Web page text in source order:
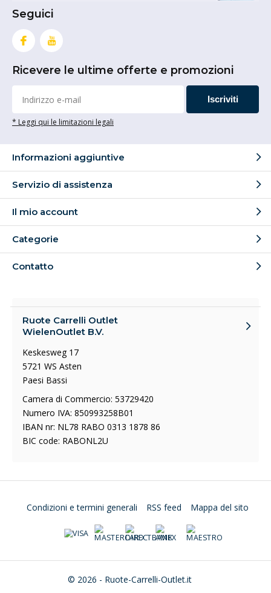
Seguici
Ricevere le ultime offerte e promozioni
Iscriviti
* Leggi qui le limitazioni legali
Informazioni aggiuntive
Servizio di assistenza
Il mio account
Categorie
Contatto
Ruote Carrelli Outlet
WielenOutlet B.V.
Keskesweg 17
5721 WS Asten
Paesi Bassi
Camera di Commercio: 53729420
Numero IVA: 850993258B01
IBAN nr: NL78 RABO 0313 1878 86
BIC code: RABONL2U
© 2026 - Ruote-Carrelli-Outlet.it
Condizioni e termini generali RSS feed Mappa del sito